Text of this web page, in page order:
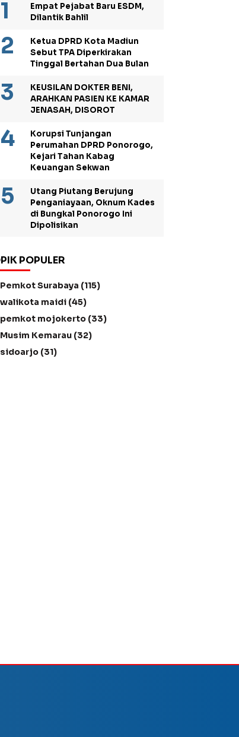
Empat Pejabat Baru ESDM,
Dilantik Bahlil
Ketua DPRD Kota Madiun
Sebut TPA Diperkirakan
Tinggal Bertahan Dua Bulan
KEUSILAN DOKTER BENI,
ARAHKAN PASIEN KE KAMAR
JENASAH, DISOROT
Korupsi Tunjangan
Perumahan DPRD Ponorogo,
Kejari Tahan Kabag
Keuangan Sekwan
Utang Piutang Berujung
Penganiayaan, Oknum Kades
di Bungkal Ponorogo Ini
Dipolisikan
POPULER
Pemkot Surabaya (115)
walikota maidi (45)
pemkot mojokerto (33)
Musim Kemarau (32)
sidoarjo (31)